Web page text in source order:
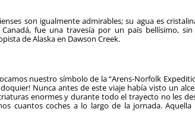
son igualmente admirables; su agua es
fue una travesía por un país bellísimo,
de Alaska en Dawson Creek.
nuestro símbolo de la “Arens-Norfolk
Nunca antes de este viaje había visto un
enormes y durante todo el trayecto no les
cuantos coches a lo largo de la jornada.